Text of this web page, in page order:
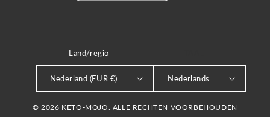
Land/regio
Nederland (EUR €) Nederlands
© 2026 KETO-MOJO. ALLE RECHTEN VOORBEHOUDEN